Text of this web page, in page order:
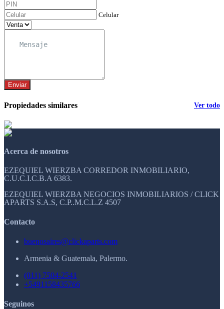
Celular
Enviar
Propiedades similares Ver todo
Acerca de nosotros
EZEQUIEL WIERZBA CORREDOR INMOBILIARIO,
C.U.C.I.C.B.A 6383.
EZEQUIEL WIERZBA NEGOCIOS INMOBILIARIOS / CLICK
APARTS S.A.S, C.P..M.C.L.Z 4507
Contacto
buenosaires@clickaparts.com
Armenia & Guatemala, Palermo.
(011) 7504-2541
+5491158435766
Seguinos